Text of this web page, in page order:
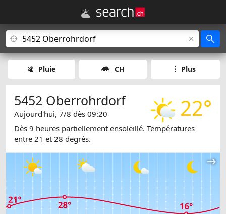
Pluie CH Plus
22°
5452 Oberrohrdorf
Aujourd'hui, 7/8 dès 09:20
Dès 9 heures partiellement ensoleillé. Températures
entre 21 et 28 degrés.